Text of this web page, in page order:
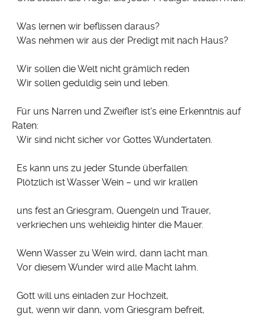
Was lernen wir beflissen daraus?
Was nehmen wir aus der Predigt mit nach Haus?
Wir sollen die Welt nicht grämlich reden
Wir sollen geduldig sein und leben.
Für uns Narren und Zweifler ist's eine Erkenntnis auf
Raten:
Wir sind nicht sicher vor Gottes Wundertaten.
Es kann uns zu jeder Stunde überfallen:
Plötzlich ist Wasser Wein – und wir krallen
uns fest an Griesgram, Quengeln und Trauer,
verkriechen uns wehleidig hinter die Mauer.
Wenn Wasser zu Wein wird, dann lacht man.
Vor diesem Wunder wird alle Macht lahm.
Gott will uns einladen zur Hochzeit,
gut, wenn wir dann, vom Griesgram befreit,